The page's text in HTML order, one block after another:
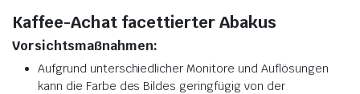
Kaffee-Achat facettierter Abakus
Vorsichtsmaßnahmen:
Aufgrund unterschiedlicher Monitore und Auflösungen
kann die Farbe des Bildes geringfügig von der